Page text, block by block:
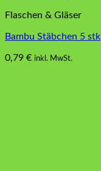
Flaschen & Gläser
Bambu Stäbchen 5 stk
0,79 € inkl. MwSt.